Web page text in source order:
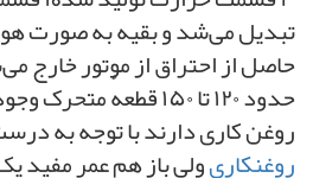
تبدیل می‌شد و بقیه به صورت
حاصل از احتراق از موتور خارج
حدود ۱۲۰ تا ۱۵۰ قطعهٔ
روغن کاری دارند با توجه به
روغنکاری